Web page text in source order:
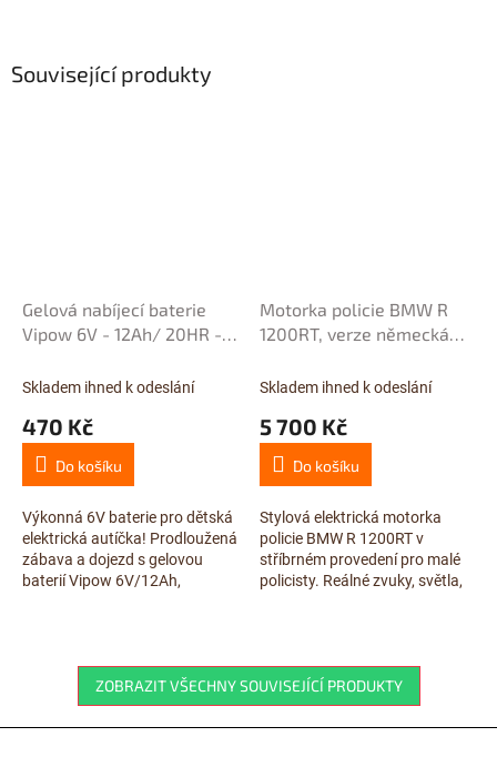
Související produkty
Gelová nabíjecí baterie
Vipow 6V - 12Ah/ 20HR -
Skladem ihned k odeslání
470 Kč
Do košíku
Výkonná 6V baterie pro dětská
elektrická autíčka! Prodloužená
zábava a dojezd s gelovou
baterií Vipow 6V/12Ah,
Motorka policie BMW R
1200RT, verze německá
Skladem ihned k odeslání
5 700 Kč
Do košíku
Stylová elektrická motorka
policie BMW R 1200RT v
stříbrném provedení pro malé
policisty. Reálné zvuky, světla,
ZOBRAZIT VŠECHNY SOUVISEJÍCÍ PRODUKTY